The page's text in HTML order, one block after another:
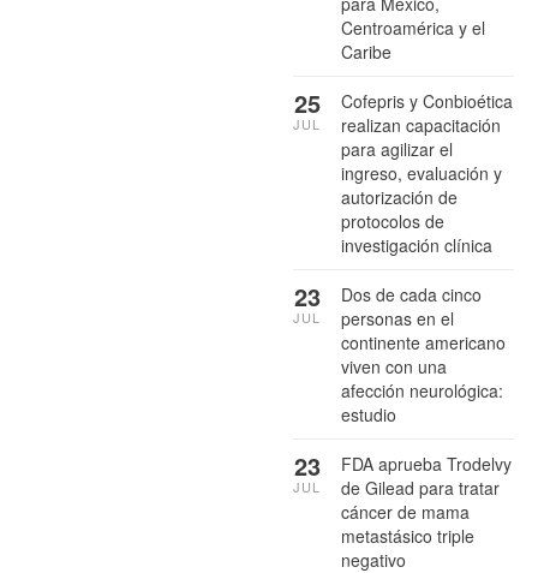
Centroamérica y el
Caribe
Cofepris y Conbioética
realizan capacitación
para agilizar el
ingreso, evaluación y
autorización de
protocolos de
investigación clínica
25
JUL
Dos de cada cinco
personas en el
continente americano
viven con una
afección neurológica:
estudio
23
JUL
FDA aprueba Trodelvy
de Gilead para tratar
cáncer de mama
metastásico triple
negativo
23
JUL